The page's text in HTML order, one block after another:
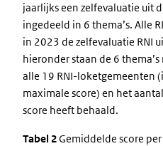
jaarlijks een zelfevaluatie uit
ingedeeld in 6 thema’s. Alle
in 2023 de zelfevaluatie RNI
hieronder staan de 6
alle 19 RNI-loketgemeenten
maximale score) en het
score heeft behaald.
Tabel 2Gemiddelde score